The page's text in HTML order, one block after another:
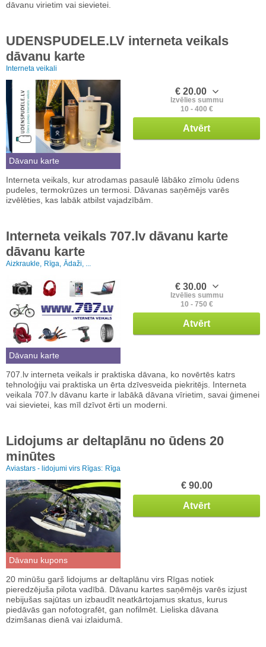
dāvanu virietim vai sievietei.
UDENSPUDELE.LV interneta veikals
dāvanu karte
Interneta veikali
Dāvanu karte
€ 20.00
Izvēlies summu
10 - 400 €
Atvērt
Interneta veikals, kur atrodamas pasaulē lābāko zīmolu ūdens
pudeles, termokrūzes un termosi. Dāvanas saņēmējs varēs
izvēlēties, kas labāk atbilst vajadzībām.
Interneta veikals 707.lv dāvanu karte
dāvanu karte
Aizkraukle, Rīga, Ādaži, ...
Dāvanu karte
€ 30.00
Izvēlies summu
10 - 750 €
Atvērt
707.lv interneta veikals ir praktiska dāvana, ko novērtēs katrs
tehnoloģiju vai praktiska un ērta dzīvesveida piekritējs. Interneta
veikala 707.lv dāvanu karte ir labākā dāvana vīrietim, savai ģimenei
vai sievietei, kas mīl dzīvot ērti un moderni.
Lidojums ar deltaplānu no ūdens 20
minūtes
Aviastars - lidojumi virs Rīgas: Rīga
Dāvanu kupons
€ 90.00
Atvērt
20 minūšu garš lidojums ar deltaplānu virs Rīgas notiek
pieredzējuša pilota vadībā. Dāvanu kartes saņēmējs varēs izjust
nebijušas sajūtas un izbaudīt neatkārtojamus skatus, kurus
piedāvās gan nofotografēt, gan nofilmēt. Lieliska dāvana
dzimšanas dienā vai izlaidumā.